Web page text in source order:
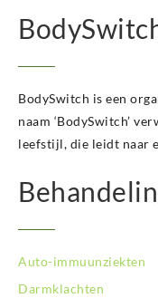
BodySwitch
BodySwitch Hoorn
BodySwitch
BodySwitch
BodySwitch
BodySwitch
BodySwitch Leiden
BodySwitch
BodySwitch
BodySwitch
BodySwitch Oss
BodySwitch is een
naam ‘BodySwitch’
leefstijl, die leidt naar
Auto-immuunziekten
Darmklachten